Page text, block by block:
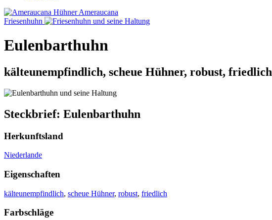
Ameraucana
Friesenhuhn
Eulenbarthuhn
kälteunempfindlich, scheue Hühner, robust, friedlich
Steckbrief: Eulenbarthuhn
Herkunftsland
Niederlande
Eigenschaften
kälteunempfindlich, scheue Hühner, robust, friedlich
Farbschläge